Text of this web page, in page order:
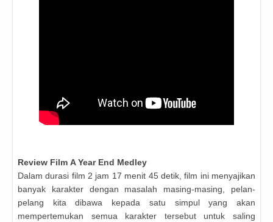
Review Film A Year End Medley
Dalam durasi film 2 jam 17 menit 45 detik, film ini menyajikan
banyak karakter dengan masalah masing-masing, pelan-
pelang kita dibawa kepada satu simpul yang akan
mempertemukan semua karakter tersebut untuk saling